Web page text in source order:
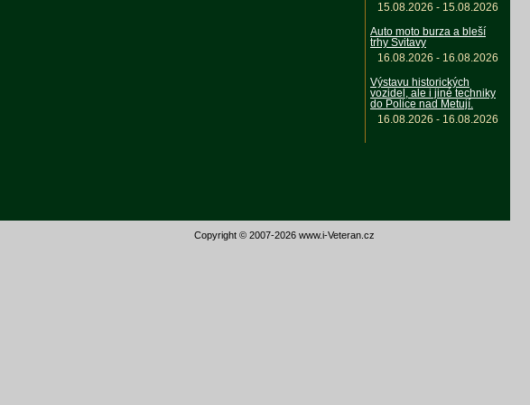
15.08.2026 - 15.08.2026
Auto moto burza a bleší
trhy Svitavy
16.08.2026 - 16.08.2026
Výstavu historických
vozidel, ale i jiné techniky
do Police nad Metují.
16.08.2026 - 16.08.2026
Copyright © 2007-2026 www.i-Veteran.cz